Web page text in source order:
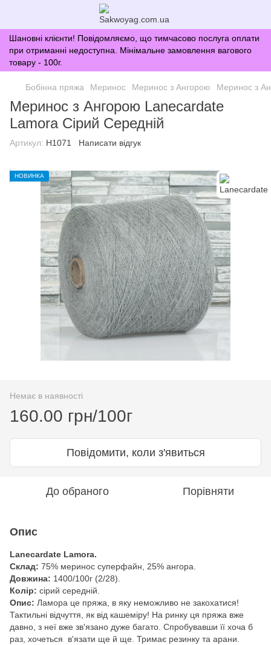
Шановні клієнти! Повідомляємо, що тимчасово послуга оплати
при отриманні недоступна. Мінімальне замовлення вагового
товару - 100г.
Бобінна пряжа Меринос Меринос з Ангорою Меринос з
Меринос з Ангорою Lanecardate
Lamora Сірий Середній
Артикул: H1071 Написати відгук
НОВИНКА
Немає в наявності
160.00 грн/100г
Повідомити, коли з'явиться
До обраного Порівняти
Опис
Lanecardate Lamora.
Склад: 75% меринос суперфайн, 25% ангора.
Довжина: 1400/100г (2/28).
Колір: сірий середній.
Опис: Ламора це пряжа, в яку неможливо не закохатися!
Тактильні відчуття, як від кашеміру! На ринку ця пряжа вже
давно, з неї вже зв'язано дуже багато. Спробувавши її хоча б
раз, хочеться в'язати ще й ще. Тримає резинку та арани.